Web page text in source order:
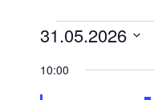
für
31.05.2026
10:00